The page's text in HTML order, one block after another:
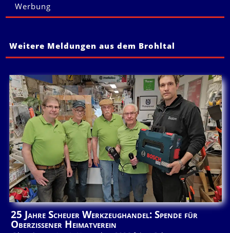
Werbung
Weitere Meldungen aus dem Brohltal
25 Jahre Scheuer Werkzeughandel: Spende für
Oberzissener Heimatverein